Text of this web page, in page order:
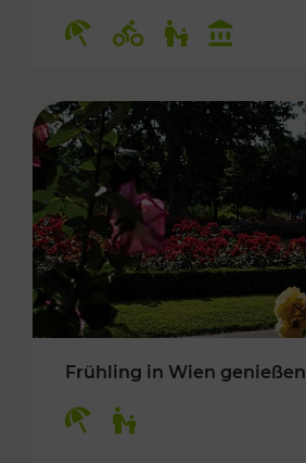
Frühling in Wien genießen